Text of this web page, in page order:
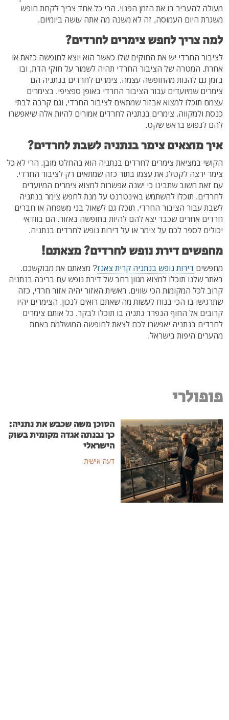
מעולה להעביר בו את הזמן הפנוי. הרי כל אחד צריך לקחת חופש
משגרת היום העמוסה, זה לא משנה מה אתה עושה ביומיום.
למה צריך לחפש צימרים לחרדים?
לציבור החרדי יש את החוקים שלו כאשר הוא יוצא לחופשה כזאת או
אחרת. המטרה של הציבור החרדי תהיה לשמור על חוקי הדת, ובו
בזמן גם להנות מהחופשה עצמה. צימרים לחרדים בנתניה הם
צימרים שמיועדים עבור הציבור החרדי באופן ספציפי. בצימרים
עצמם תוכלו למצוא אבזור שמתאים לציבור החרדי, וגם קרבה לבתי
כנסת ולמקווה. צימרים בנתניה לחרדים אמורים להיות אלה שיאפשרו
להם לנפוש בראש שקט.
איך מוצאים צימר בנתניה לשבת לחרדים?
הקושי במציאת צימרים לחרדים בנתניה הוא בהחלט מובן. הרי לא כל
צימר ירצה לקטלג את עצמו בתור כזה שמתאים רק לציבור החרדי.
עם זאת חשוב שתבינו כי ישנה אפשרות למצוא צימרים המיועדים
לחרדים. תוכלו להשתמש באינטרנט על מנת לחפש צימר בנתניה
לשבת עבור הציבור החרדי. תוכלו גם לשאול בני משפחה או חברים
חרדים אחרים שכבר יצא להם להיות בחופשה באזור. הם בוודאי
יכולים לספר לכם על צימר או על דירות נופש לחרדים בנתניה.
מחפשים דירת נופש לחרדים? מצאתם!
מחפשים דירות נופש בנתניה קרית צאנז? מצאתם את מבוקשכם.
באתר שלנו תוכלו למצוא מגוון רחב של דירת נופש עם בריכה בנתניה
קרוב לכל המקומות הכי שווים. ראשית האזור יהיה אזור חרדי, כזה
שתרגישו בו הכי בנוח לעשות מה שאתם רואים לנכון. הצימרים יהיו
קרובים אל החוף הנפרד נתניה בו תוכלו לבקר. כל אותם צימרים
לחרדים בנתניה יאפשרו לכם לצאת לחופשה המושלמת באחת
מהערים היפות בישראל.
פופולרי
הסוכן משה שכבש את נתניה:
כך נבנתה אגדה מקומית בשוק
הישראלי
דעה אישית